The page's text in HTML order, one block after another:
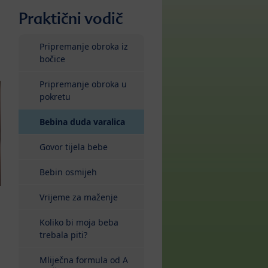
Praktični vodič
Pripremanje obroka iz
bočice
Pripremanje obroka u
pokretu
Bebina duda varalica
Govor tijela bebe
Bebin osmijeh
Vrijeme za maženje
Koliko bi moja beba
trebala piti?
Mliječna formula od A